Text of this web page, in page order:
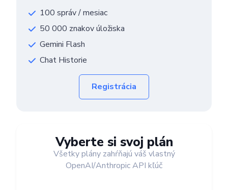
100 správ / mesiac
50 000 znakov úložiska
Gemini Flash
Chat Historie
Registrácia
Vyberte si svoj plán
Všetky plány zahŕňajú váš vlastný
OpenAI/Anthropic API kľúč